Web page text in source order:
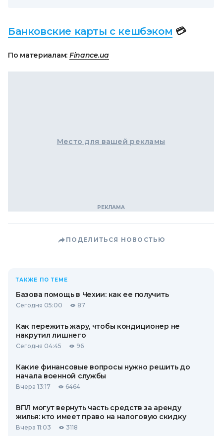
Банковские карты c кешбэком 💳
По материалам: Finance.ua
Место для вашей рекламы
ПОДЕЛИТЬСЯ НОВОСТЬЮ
ТАКЖЕ ПО ТЕМЕ
Базова помощь в Чехии: как ее получить
Сегодня 05:00 87
Как пережить жару, чтобы кондиционер не
накрутил лишнего
Сегодня 04:45 96
Какие финансовые вопросы нужно решить до
начала военной службы
Вчера 13:17 6464
ВПЛ могут вернуть часть средств за аренду
жилья: кто имеет право на налоговую скидку
Вчера 11:03 3118